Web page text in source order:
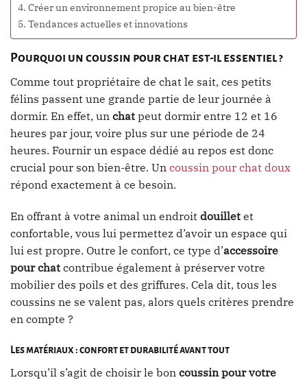
Créer un environnement propice au bien-être
Tendances actuelles et innovations
Pourquoi un coussin pour chat est-il essentiel ?
Comme tout propriétaire de chat le sait, ces petits
félins passent une grande partie de leur journée à
dormir. En effet, un chat peut dormir entre 12 et 16
heures par jour, voire plus sur une période de 24
heures. Fournir un espace dédié au repos est donc
crucial pour son bien-être. Un coussin pour chat doux
répond exactement à ce besoin.
En offrant à votre animal un endroit douillet et
confortable, vous lui permettez d’avoir un espace qui
lui est propre. Outre le confort, ce type d’accessoire
pour chat contribue également à préserver votre
mobilier des poils et des griffures. Cela dit, tous les
coussins ne se valent pas, alors quels critères prendre
en compte ?
Les matériaux : confort et durabilité avant tout
Lorsqu’il s’agit de choisir le bon coussin pour votre